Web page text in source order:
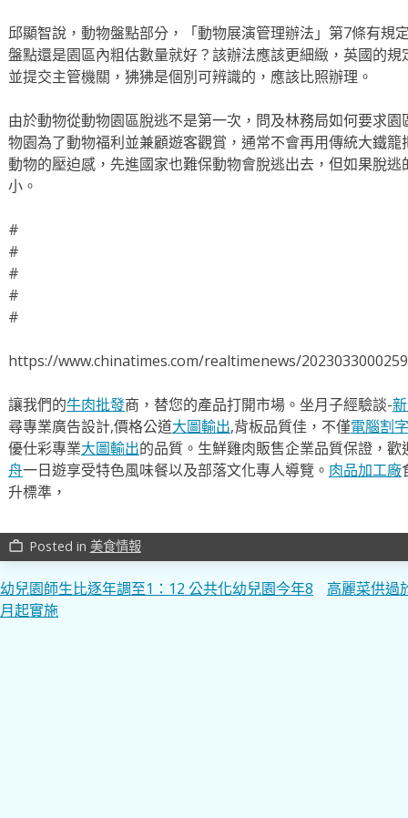
邱顯智說，動物盤點部分，「動物展演管理辦法」第7條有規
盤點還是園區內粗估數量就好？該辦法應該更細緻，英國的
並提交主管機關，狒狒是個別可辨識的，應該比照辦理。
由於動物從動物園區脫逃不是第一次，問及林務局如何要求
物園為了動物福利並兼顧遊客觀賞，通常不會再用傳統大鐵
動物的壓迫感，先進國家也難保動物會脫逃出去，但如果脫
小。
#
#
#
#
#
https://www.chinatimes.com/realtimenews/
讓我們的牛肉批發商，替您的產品打開市場。坐月子經驗談-
尋專業廣告設計,價格公道大圖輸出,背板品質佳，不僅電腦割字
優仕彩專業大圖輸出的品質。生鮮雞肉販售企業品質保證，歡
舟一日遊享受特色風味餐以及部落文化專人導覽。 肉品加工廠
升標準，
work_outline Posted in 美食情報
文
章
幼兒園師生比逐年調至1：12 公共化幼兒園今年8
月起實施
高麗菜供過